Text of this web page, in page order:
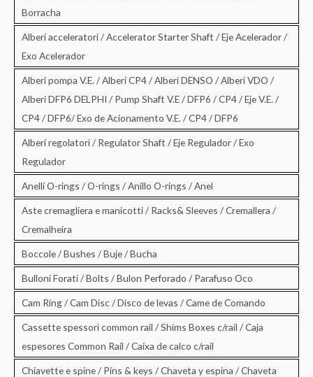
Borracha
Alberi acceleratori / Accelerator Starter Shaft / Eje Acelerador /
Exo Acelerador
Alberi pompa V.E. / Alberi CP4 / Alberi DENSO / Alberi VDO /
Alberi DFP6 DELPHI / Pump Shaft V.E / DFP6 / CP4 / Eje V.E. /
CP4 / DFP6/ Exo de Acionamento V.E. / CP4 / DFP6
Alberi regolatori / Regulator Shaft / Eje Regulador / Exo
Regulador
Anelli O-rings / O-rings / Anillo O-rings / Anel
Aste cremagliera e manicotti / Racks& Sleeves / Cremallera /
Cremalheira
Boccole / Bushes / Buje / Bucha
Bulloni Forati / Bolts / Bulon Perforado / Parafuso Oco
Cam Ring / Cam Disc / Disco de levas / Came de Comando
Cassette spessori common rail / Shims Boxes c/rail / Caja
espesores Common Rail / Caixa de calco c/rail
Chiavette e spine / Pins & keys / Chaveta y espina / Chaveta